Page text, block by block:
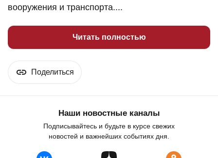
вооружения и транспорта....
Читать полностью
Поделиться
Наши новостные каналы
Подписывайтесь и будьте в курсе свежих
новостей и важнейших событиях дня.